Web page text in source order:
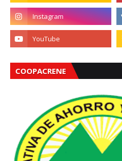
COOPACRENE